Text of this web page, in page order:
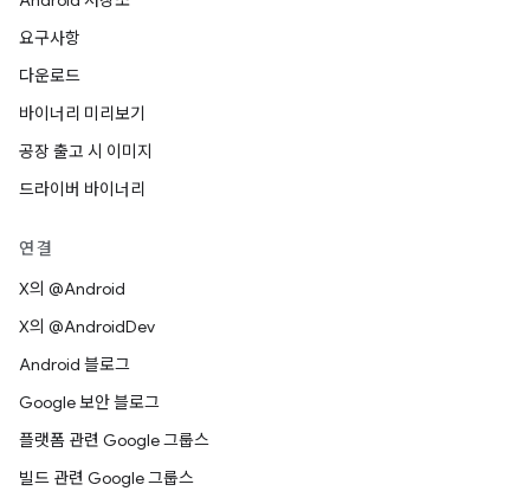
요구사항
다운로드
바이너리 미리보기
공장 출고 시 이미지
드라이버 바이너리
연결
X의 @Android
X의 @AndroidDev
Android 블로그
Google 보안 블로그
플랫폼 관련 Google 그룹스
빌드 관련 Google 그룹스